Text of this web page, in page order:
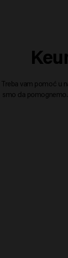
Treba vam pomoć u
smo da